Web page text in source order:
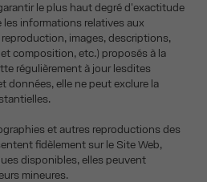
le plus haut degré d'exactitude
informations relatives aux
images, descriptions,
composition, etc.) proposés à la
régulièrement à jour lesdites
données, elle ne peut exclure la
et autres reproductions des
fidèlement sur le Site Web,
disponibles, elles peuvent
mineures.